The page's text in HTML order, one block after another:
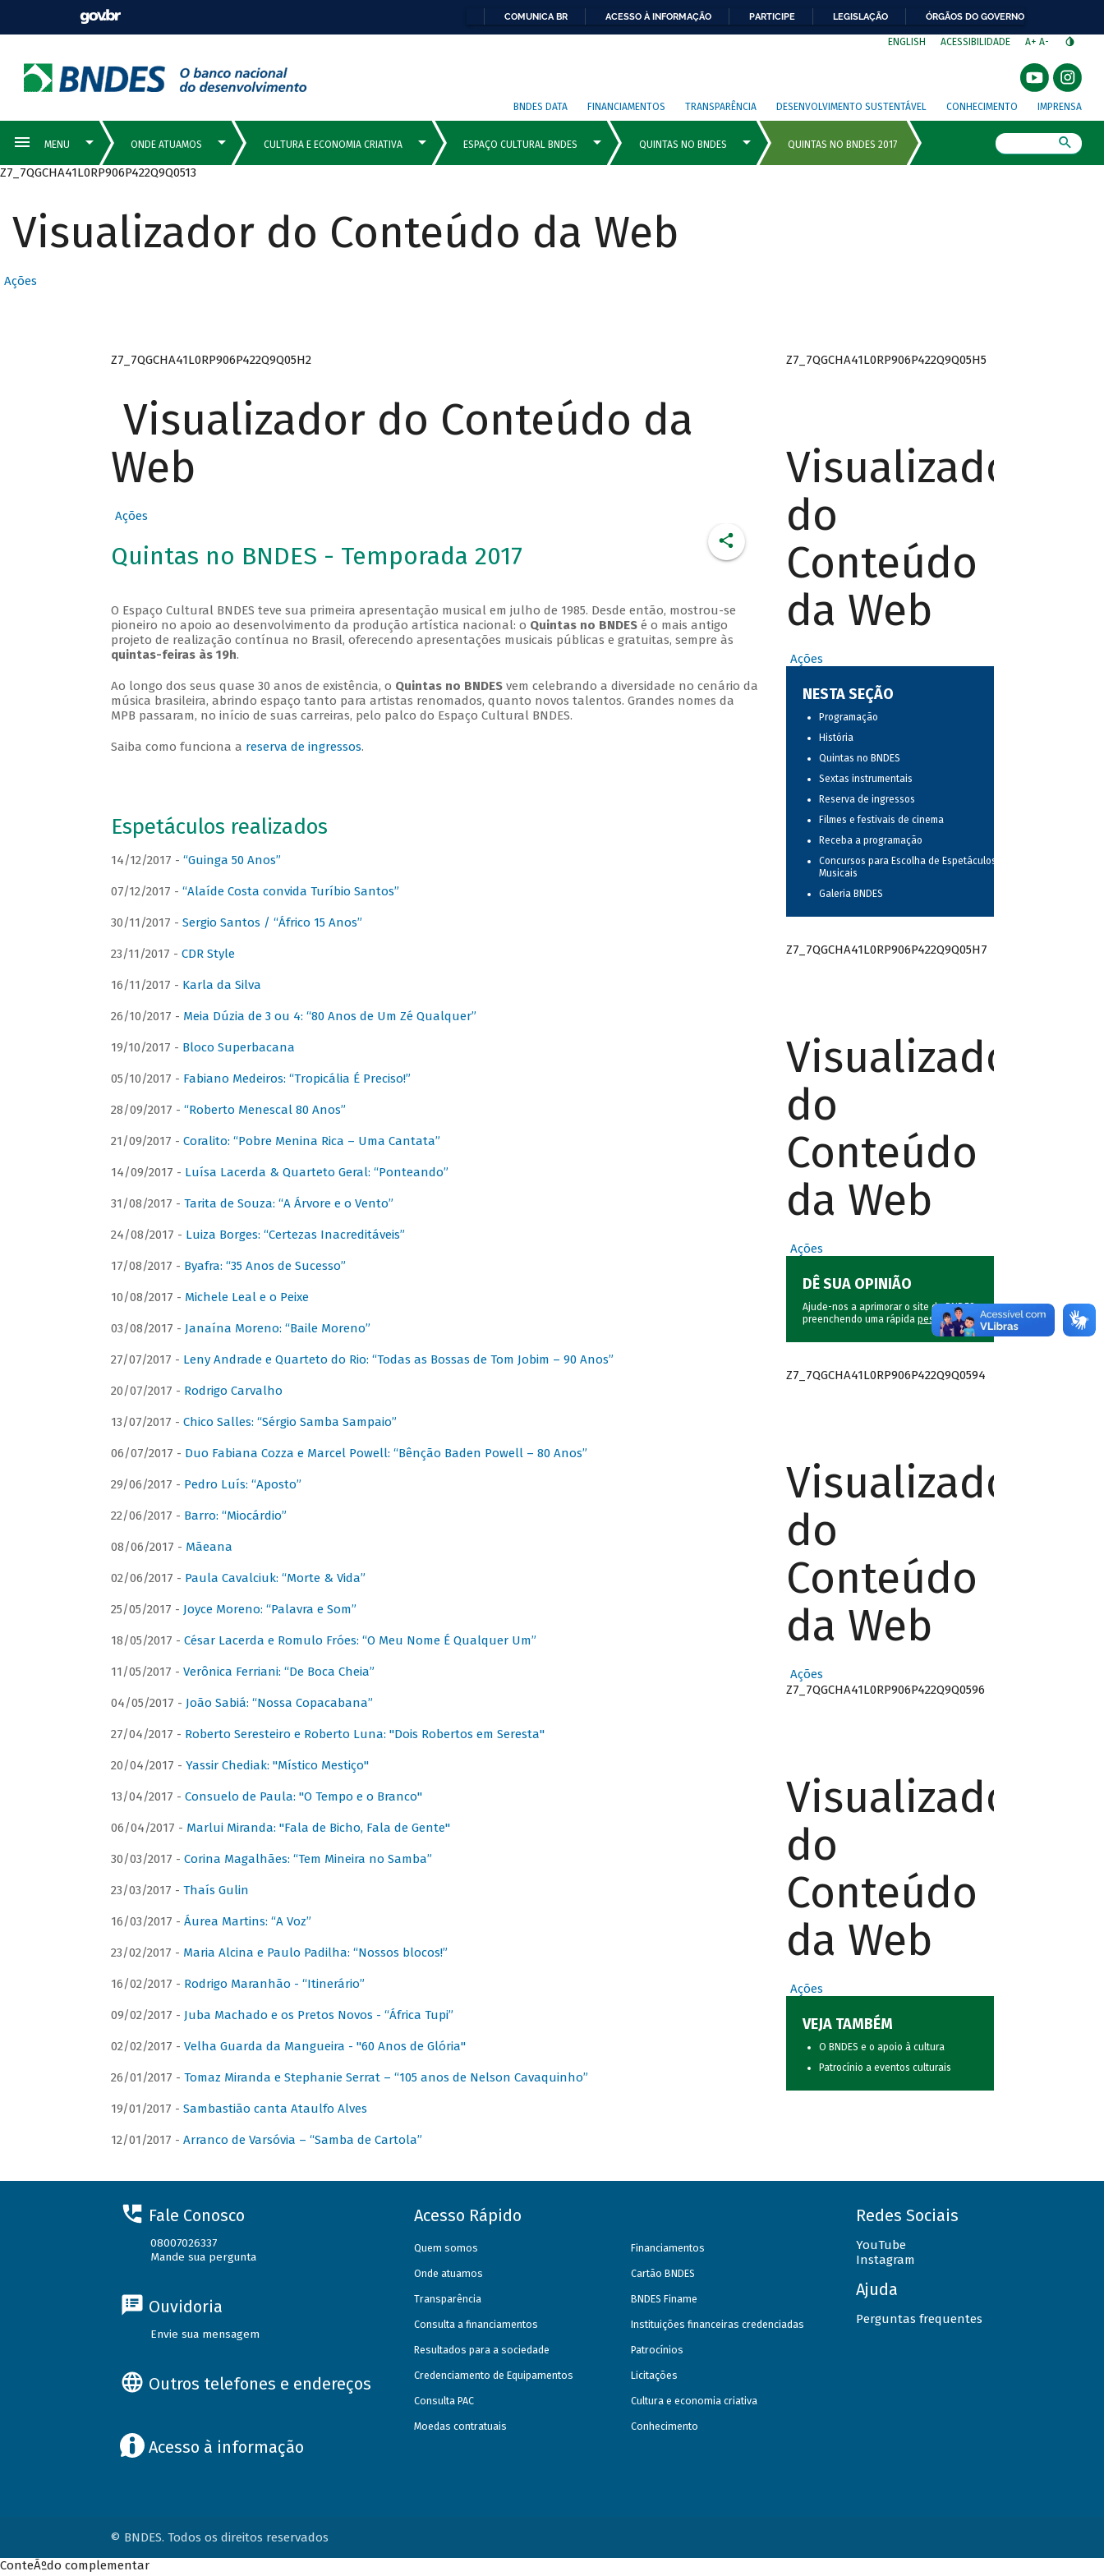
COMUNICA BR ACESSO À INFORMAÇÃO PARTICIPE LEGISLAÇÃO ÓRGÃOS DO GOVERNO
ENGLISH ACESSIBILIDADE A+ A-
BNDES DATA FINANCIAMENTOS TRANSPARÊNCIA DESENVOLVIMENTO SUSTENTÁVEL CONHECIMENTO IMPRENSA
Z7_7QGCHA41L0RP906P422Q9Q0513
Visualizador do Conteúdo da Web
Ações
Z7_7QGCHA41L0RP906P422Q9Q05H2
Visualizador do Conteúdo da
Web
Ações
Quintas no BNDES - Temporada 2017
O Espaço Cultural BNDES teve sua primeira apresentação musical em julho de 1985. Desde então, mostrou-se
pioneiro no apoio ao desenvolvimento da produção artística nacional: o Quintas no BNDESé o mais antigo
projeto de realização contínua no Brasil, oferecendo apresentações musicais públicas e gratuitas, sempre às
quintas-feiras às 19h.
Ao longo dos seus quase 30 anos de existência, o Quintas no BNDESvem celebrando a diversidade no cenário da
música brasileira, abrindo espaço tanto para artistas renomados, quanto novos talentos. Grandes nomes da
MPB passaram, no início de suas carreiras, pelo palco do Espaço Cultural BNDES.
Saiba como funciona a reserva de ingressos.
Espetáculos realizados
14/12/2017 - “Guinga 50 Anos”
07/12/2017 - “Alaíde Costa convida Turíbio Santos”
30/11/2017 - Sergio Santos / “Áfrico 15 Anos”
23/11/2017 - CDR Style
16/11/2017 - Karla da Silva
26/10/2017 - Meia Dúzia de 3 ou 4: “80 Anos de Um Zé Qualquer”
19/10/2017 - Bloco Superbacana
05/10/2017 - Fabiano Medeiros: “Tropicália É Preciso!”
28/09/2017 - “Roberto Menescal 80 Anos”
21/09/2017 - Coralito: “Pobre Menina Rica – Uma Cantata”
14/09/2017 - Luísa Lacerda & Quarteto Geral: “Ponteando”
31/08/2017 - Tarita de Souza: “A Árvore e o Vento”
24/08/2017 - Luiza Borges: “Certezas Inacreditáveis”
17/08/2017 - Byafra: “35 Anos de Sucesso”
10/08/2017 - Michele Leal e o Peixe
03/08/2017 - Janaína Moreno: “Baile Moreno”
27/07/2017 - Leny Andrade e Quarteto do Rio: “Todas as Bossas de Tom Jobim – 90 Anos”
20/07/2017 - Rodrigo Carvalho
13/07/2017 - Chico Salles: “Sérgio Samba Sampaio”
06/07/2017 - Duo Fabiana Cozza e Marcel Powell: “Bênção Baden Powell – 80 Anos”
29/06/2017 - Pedro Luís: “Aposto”
22/06/2017 - Barro: “Miocárdio”
08/06/2017 - Mãeana
02/06/2017 - Paula Cavalciuk: “Morte & Vida”
25/05/2017 - Joyce Moreno: “Palavra e Som”
18/05/2017 - César Lacerda e Romulo Fróes: “O Meu Nome É Qualquer Um”
11/05/2017 - Verônica Ferriani: “De Boca Cheia”
04/05/2017 - João Sabiá: “Nossa Copacabana”
27/04/2017 - Roberto Seresteiro e Roberto Luna: "Dois Robertos em Seresta"
20/04/2017 - Yassir Chediak: "Místico Mestiço"
13/04/2017 - Consuelo de Paula: "O Tempo e o Branco"
06/04/2017 - Marlui Miranda: "Fala de Bicho, Fala de Gente"
30/03/2017 - Corina Magalhães: “Tem Mineira no Samba”
23/03/2017 - Thaís Gulin
16/03/2017 - Áurea Martins: “A Voz”
23/02/2017 - Maria Alcina e Paulo Padilha: “Nossos blocos!”
16/02/2017 - Rodrigo Maranhão - “Itinerário”
09/02/2017 - Juba Machado e os Pretos Novos - “África Tupi”
02/02/2017 - Velha Guarda da Mangueira - "60 Anos de Glória"
26/01/2017 - Tomaz Miranda e Stephanie Serrat – “105 anos de Nelson Cavaquinho”
19/01/2017 - Sambastião canta Ataulfo Alves
12/01/2017 - Arranco de Varsóvia – “Samba de Cartola”
Z7_7QGCHA41L0RP906P422Q9Q05H5
Visualizador
do
Conteúdo
da Web
Ações
NESTA SEÇÃO
Programação
História
Quintas no BNDES
Sextas instrumentais
Reserva de ingressos
Filmes e festivais de cinema
Receba a programação
Concursos para Escolha de Espetáculos
Musicais
Galeria BNDES
Z7_7QGCHA41L0RP906P422Q9Q05H7
Visualizador
do
Conteúdo
da Web
Ações
DÊ SUA OPINIÃO
Ajude-nos a aprimorar o site do BNDES
preenchendo uma rápida pesquisa.
Z7_7QGCHA41L0RP906P422Q9Q0594
Visualizador
do
Conteúdo
da Web
Ações
Z7_7QGCHA41L0RP906P422Q9Q0596
Visualizador
do
Conteúdo
da Web
Ações
VEJA TAMBÉM
O BNDES e o apoio à cultura
Patrocínio a eventos culturais
Fale Conosco
08007026337
Mande sua pergunta
Ouvidoria
Envie sua mensagem
Outros telefones e endereços
Acesso à informação
Acesso Rápido
Quem somos
Onde atuamos
Transparência
Consulta a financiamentos
Resultados para a sociedade
Credenciamento de Equipamentos
Consulta PAC
Moedas contratuais
Financiamentos
Cartão BNDES
BNDES Finame
Instituições financeiras credenciadas
Patrocínios
Licitações
Cultura e economia criativa
Conhecimento
Redes Sociais
YouTube
Instagram
Ajuda
Perguntas frequentes
© BNDES. Todos os direitos reservados
ConteÃºdo complementar